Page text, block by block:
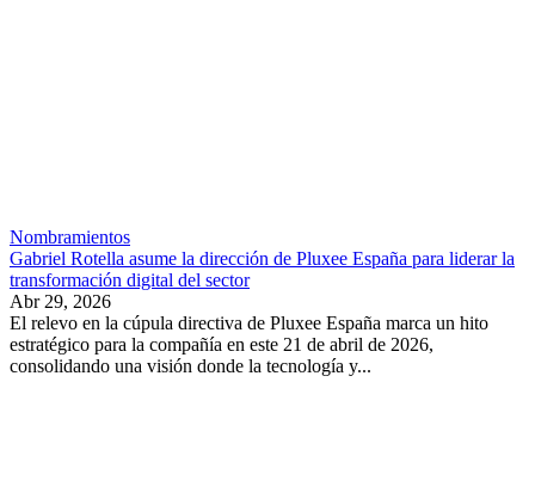
Nombramientos
Gabriel Rotella asume la dirección de Pluxee España para liderar la
transformación digital del sector
Abr 29, 2026
El relevo en la cúpula directiva de Pluxee España marca un hito
estratégico para la compañía en este 21 de abril de 2026,
consolidando una visión donde la tecnología y...